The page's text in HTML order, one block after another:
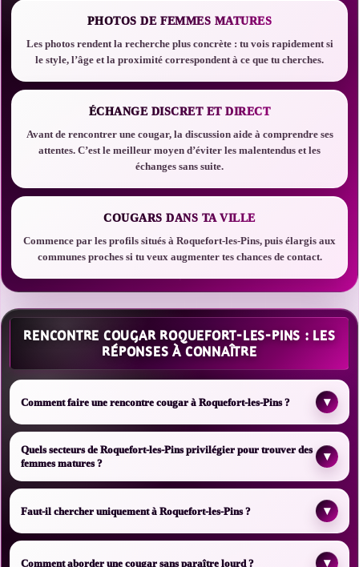
PHOTOS DE FEMMES MATURES
Les photos rendent la recherche plus concrète : tu vois rapidement si
le style, l’âge et la proximité correspondent à ce que tu cherches.
ÉCHANGE DISCRET ET DIRECT
Avant de rencontrer une cougar, la discussion aide à comprendre ses
attentes. C’est le meilleur moyen d’éviter les malentendus et les
échanges sans suite.
COUGARS DANS TA VILLE
Commence par les profils situés à Roquefort-les-Pins, puis élargis aux
communes proches si tu veux augmenter tes chances de contact.
RENCONTRE COUGAR ROQUEFORT-LES-PINS : LES
RÉPONSES À CONNAÎTRE
Comment faire une rencontre cougar à Roquefort-les-Pins ? ▾
Quels secteurs de Roquefort-les-Pins privilégier pour trouver des
femmes matures ?
▾
Faut-il chercher uniquement à Roquefort-les-Pins ? ▾
Comment aborder une cougar sans paraître lourd ? ▾